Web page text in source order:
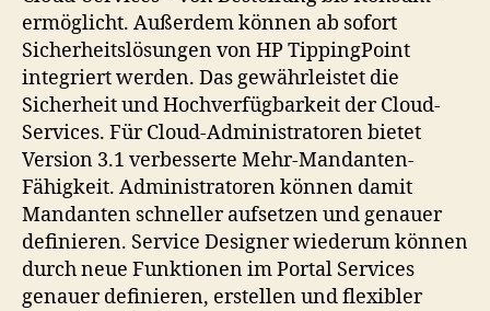
ermöglicht. Außerdem können ab sofort
Sicherheitslösungen von HP TippingPoint
integriert werden. Das gewährleistet die
Sicherheit und Hochverfügbarkeit der Cloud-
Services. Für Cloud-Administratoren bietet
Version 3.1 verbesserte Mehr-Mandanten-
Fähigkeit. Administratoren können damit
Mandanten schneller aufsetzen und genauer
definieren. Service Designer wiederum können
durch neue Funktionen im Portal Services
genauer definieren, erstellen und flexibler